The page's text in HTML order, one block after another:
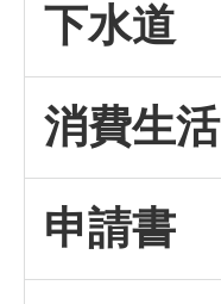
下水道
消費生活
申請書